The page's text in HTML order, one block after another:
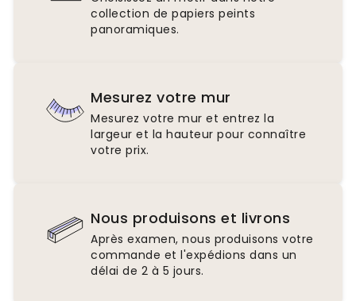
collection de papiers peints
panoramiques.
Mesurez votre mur
Mesurez votre mur et entrez la
largeur et la hauteur pour connaître
votre prix.
Nous produisons et livrons
Après examen, nous produisons votre
commande et l'expédions dans un
délai de 2 à 5 jours.